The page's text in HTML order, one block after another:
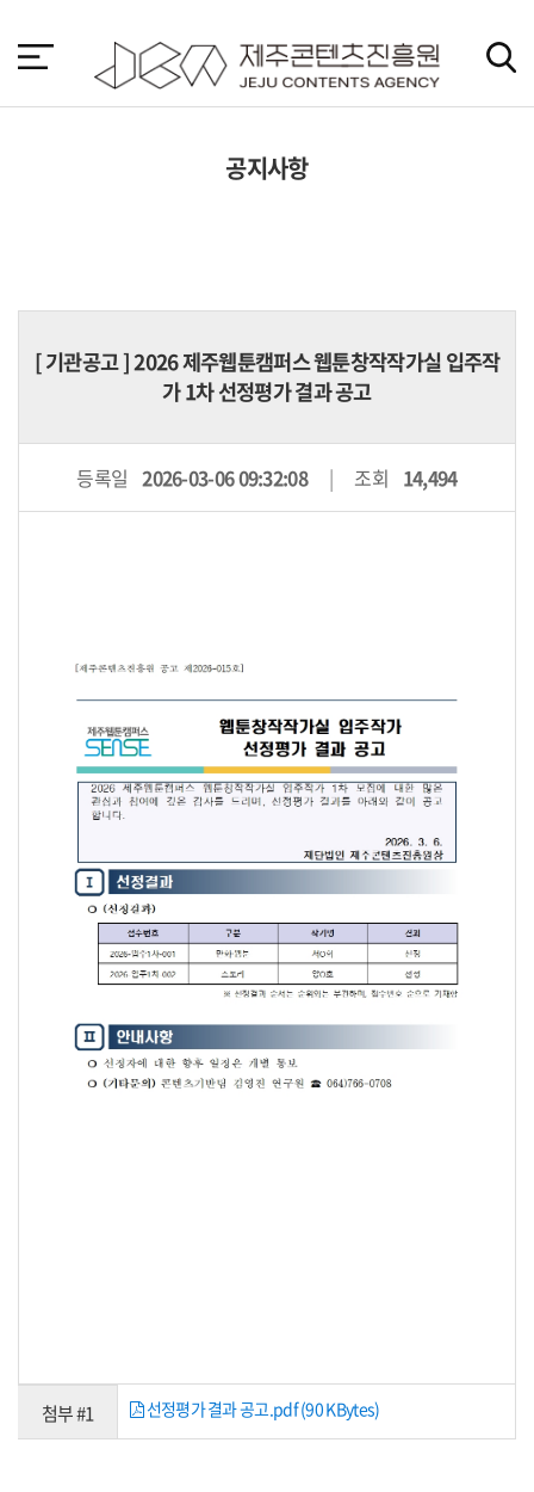
바
가
공지사항
[기관공고] 2026 제주웹툰캠퍼스 웹툰창작작가실 입주작
가 1차 선정평가 결과 공고
등록일 2026-03-06 09:32:08 조회 14,494
첨부 #1 선정평가 결과 공고.pdf (90 KBytes)